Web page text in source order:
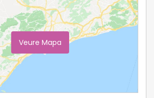
Veure Mapa